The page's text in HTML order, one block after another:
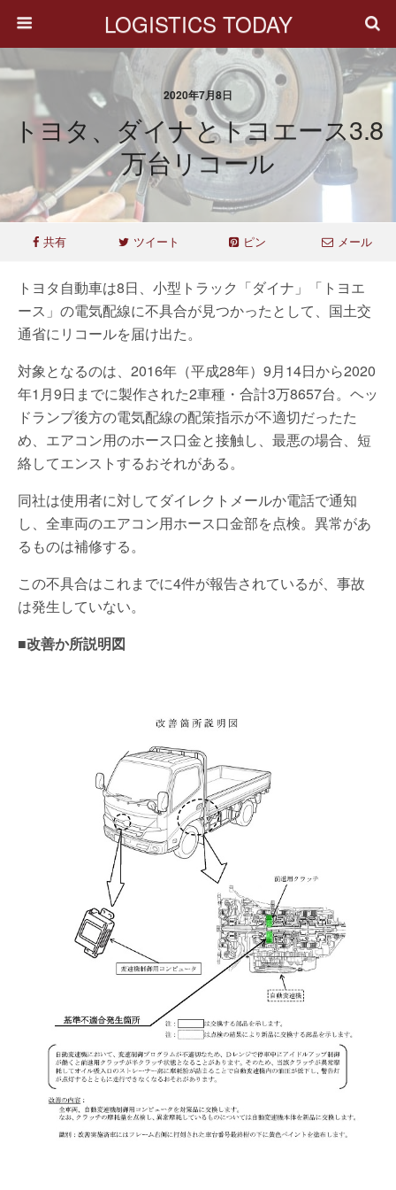
LOGISTICS TODAY
2020年7月8日
トヨタ、ダイナとトヨエース3.8
万台リコール
共有 ツイート ピン メール
トヨタ自動車は8日、小型トラック「ダイナ」「トヨエ
ース」の電気配線に不具合が見つかったとして、国土交
通省にリコールを届け出た。
対象となるのは、2016年（平成28年）9月14日から2020
年1月9日までに製作された2車種・合計3万8657台。ヘッ
ドランプ後方の電気配線の配策指示が不適切だったた
め、エアコン用のホース口金と接触し、最悪の場合、短
絡してエンストするおそれがある。
同社は使用者に対してダイレクトメールか電話で通知
し、全車両のエアコン用ホース口金部を点検。異常があ
るものは補修する。
この不具合はこれまでに4件が報告されているが、事故
は発生していない。
■改善か所説明図